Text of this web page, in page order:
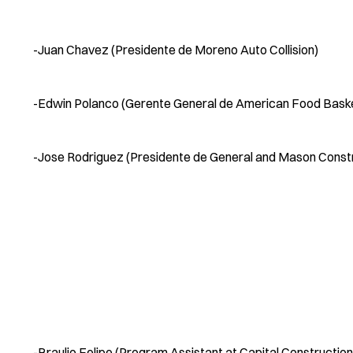
-Juan Chavez (Presidente de Moreno Auto Collision)
-Edwin Polanco (Gerente General de American Food
-Jose Rodriguez (Presidente de General and Mason